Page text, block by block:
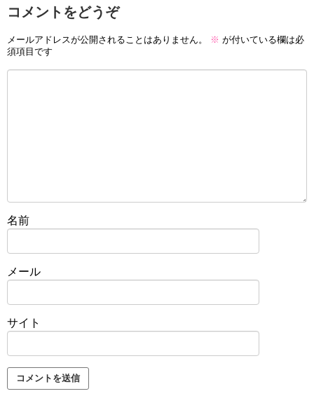
コメントをどうぞ
メールアドレスが公開されることはありません。 ※ が付いている欄は必
須項目です
名前
メール
サイト